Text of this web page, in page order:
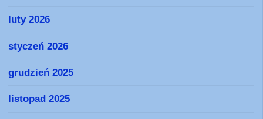
luty 2026
styczeń 2026
grudzień 2025
listopad 2025